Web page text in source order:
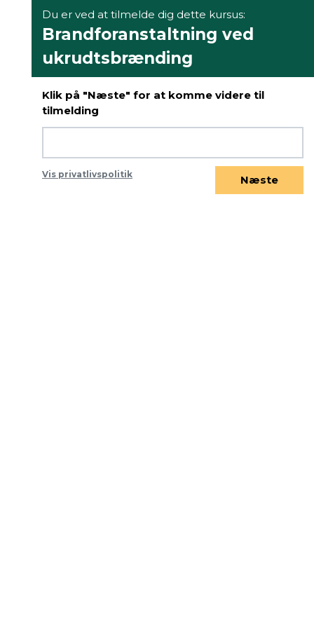
Du er ved at tilmelde dig dette kursus:
Brandforanstaltning ved
ukrudtsbrænding
Klik på "Næste" for at komme videre til
tilmelding
Vis privatlivspolitik